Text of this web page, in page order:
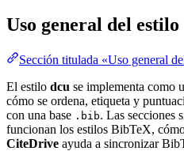
Uso general del estilo
Sección titulada «Uso general
El estilo dcu se implementa como
cómo se ordena, etiqueta y
con una base .bib. Las secciones
funcionan los estilos BibTeX,
CiteDrive ayuda a sincronizar